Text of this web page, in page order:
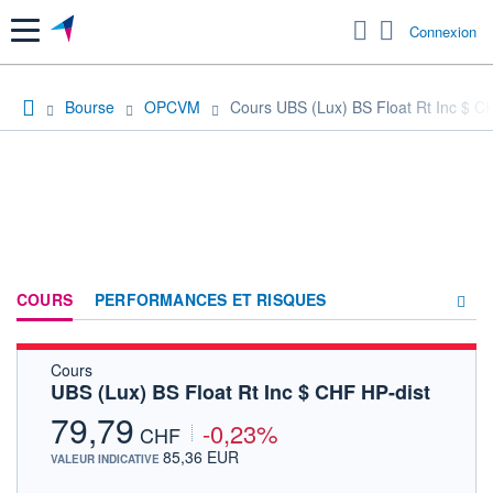
Menu Connexion
Bourse OPCVM Cours UBS (Lux) BS Float Rt Inc $
COURS PERFORMANCES ET RISQUES
Cours
UBS (Lux) BS Float Rt Inc $ CHF HP-dist
79,79 CHF -0,23%
VALEUR INDICATIVE 85,36 EUR